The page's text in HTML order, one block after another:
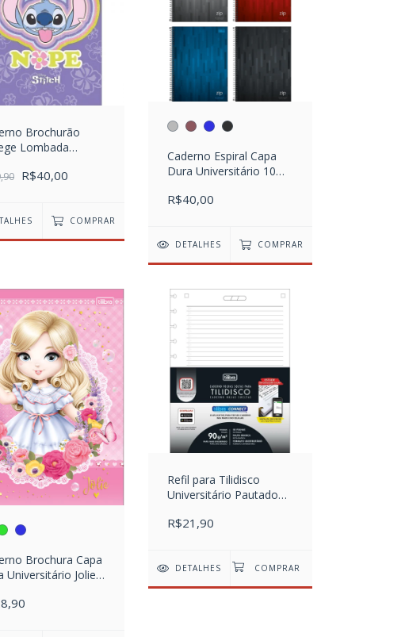
Brochurão
Lombada
R$40,00
COMPRAR
Caderno Espiral Capa
Dura Universitário 10
R$40,00
DETALHES COMPRAR
Brochura Capa
Universitário Jolie
Refil para Tilidisco
Universitário Pautado
R$21,90
DETALHES